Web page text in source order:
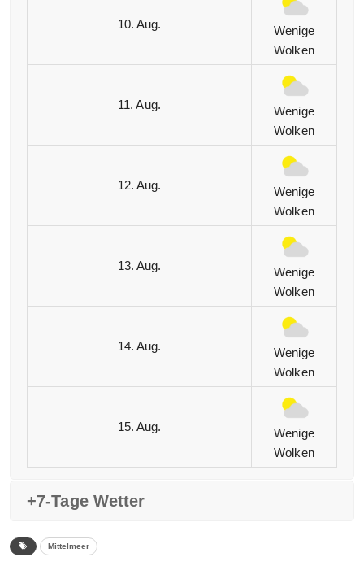
10. Aug.
Wenige
Wolken
11. Aug.
Wenige
Wolken
12. Aug.
Wenige
Wolken
13. Aug.
Wenige
Wolken
14. Aug.
Wenige
Wolken
15. Aug.
Wenige
Wolken
+7-Tage Wetter
Mittelmeer